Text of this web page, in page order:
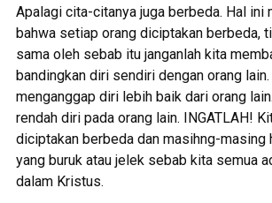
Apalagi cita-citanya juga berbeda. Hal ini
bahwa setiap orang diciptakan berbeda,
sama oleh sebab itu janganlah kita
bandingkan diri sendiri dengan orang
menganggap diri lebih baik dari orang
rendah diri pada orang lain. INGATLAH!
diciptakan berbeda dan masihng-masing
yang buruk atau jelek sebab kita semua
dalam Kristus.